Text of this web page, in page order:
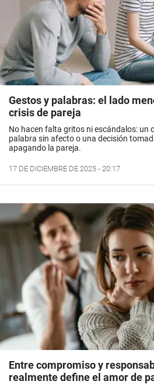
Gestos y palabras: el lado
crisis de pareja
No hacen falta gritos ni escándalos: un
palabra sin afecto o una decisión
apagando la pareja.
17 DE DICIEMBRE DE 2025 - 20:17
Entre compromiso y
realmente define el amor de